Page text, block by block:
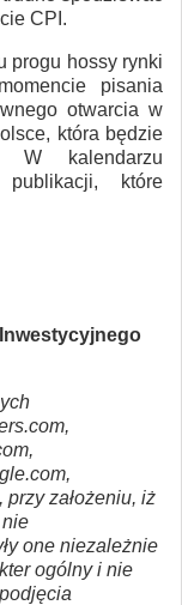
CPI.
progu hossy rynki
pisania
otwarcia w
która będzie
W kalendarzu
publikacji, które
założeniu, iż
nie
one niezależnie
ogólny i nie